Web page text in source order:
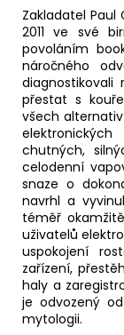
Zakladatel Paul
2011 ve své
povoláním
náročného
diagnostikovali
přestat s
všech
chutných,
celodenní
snaze o
navrhl a
téměř
uživatelů
uspokojení
zařízení,
haly a
je odvozený
mytologii.